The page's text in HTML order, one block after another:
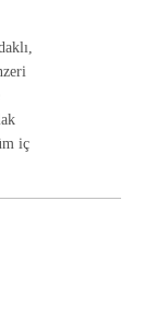
iç